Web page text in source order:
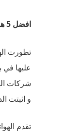
افضل 5 هواتف بأقل من 100 دولار ؟
تطورت
عليها في
شركات
و اثبتت الدراسات ان
تقدم